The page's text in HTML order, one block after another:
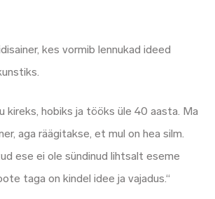
kes vormib lennukad ideed
kireks, hobiks ja tööks üle 40 aasta. Ma
aga räägitakse, et mul on hea silm.
ese ei ole sündinud lihtsalt eseme
taga on kindel idee ja vajadus.“